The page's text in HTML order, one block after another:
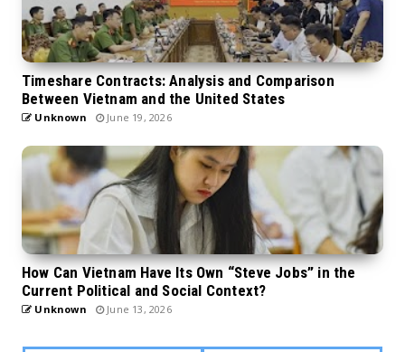
Timeshare Contracts: Analysis and Comparison
Between Vietnam and the United States
Unknown June 19, 2026
How Can Vietnam Have Its Own “Steve Jobs” in the
Current Political and Social Context?
Unknown June 13, 2026